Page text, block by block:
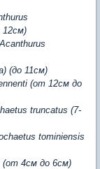
12см)
(до 11см)
(от 12см до
truncatus (7-
tominiensis
(от 4см до 6см)